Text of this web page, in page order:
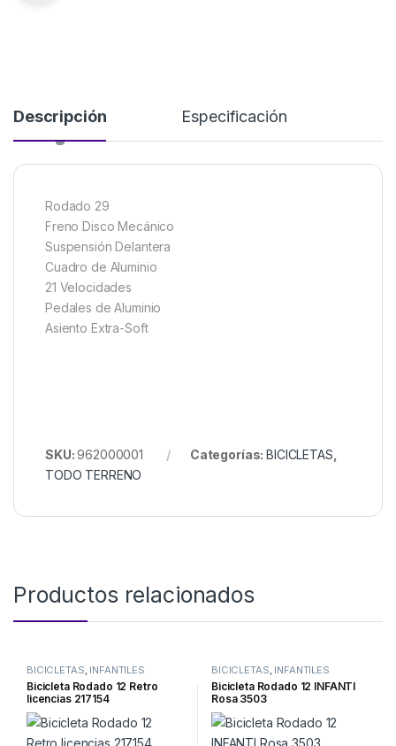
Descripción Especificación
Rodado 29
Freno Disco Mecánico
Suspensión Delantera
Cuadro de Aluminio
21 Velocidades
Pedales de Aluminio
Asiento Extra-Soft
SKU:962000001 Categorías:BICICLETAS
TODO TERRENO
Productos relacionados
BICICLETAS, INFANTILES
Bicicleta Rodado 12 Retro
licencias 217154
BICICLETAS, INFANTILES
Bicicleta Rodado 12 INFANTI
Rosa 3503